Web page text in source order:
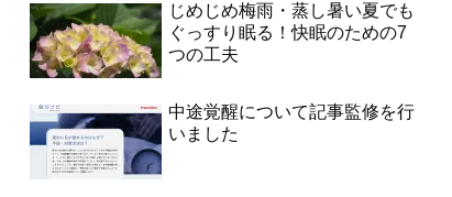
じめじめ梅雨・蒸し暑い夏でも
ぐっすり眠る！快眠のための7
つの工夫
中途覚醒について記事監修を行
いました